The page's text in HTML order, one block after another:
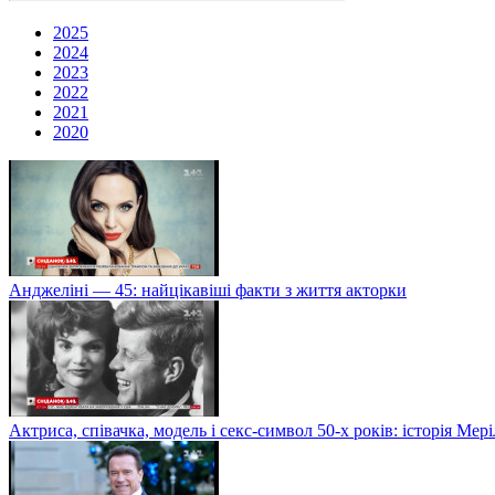
2025
2024
2023
2022
2021
2020
Анджеліні — 45: найцікавіші факти з життя акторки
Актриса, співачка, модель і секс-символ 50-х років: історія